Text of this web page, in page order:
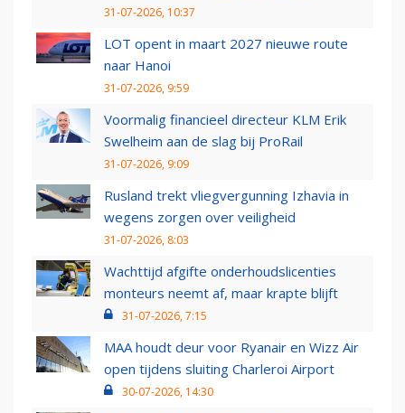
31-07-2026, 10:37
LOT opent in maart 2027 nieuwe route
naar Hanoi
31-07-2026, 9:59
Voormalig financieel directeur KLM Erik
Swelheim aan de slag bij ProRail
31-07-2026, 9:09
Rusland trekt vliegvergunning Izhavia in
wegens zorgen over veiligheid
31-07-2026, 8:03
Wachttijd afgifte onderhoudslicenties
monteurs neemt af, maar krapte blijft
31-07-2026, 7:15
MAA houdt deur voor Ryanair en Wizz Air
open tijdens sluiting Charleroi Airport
30-07-2026, 14:30